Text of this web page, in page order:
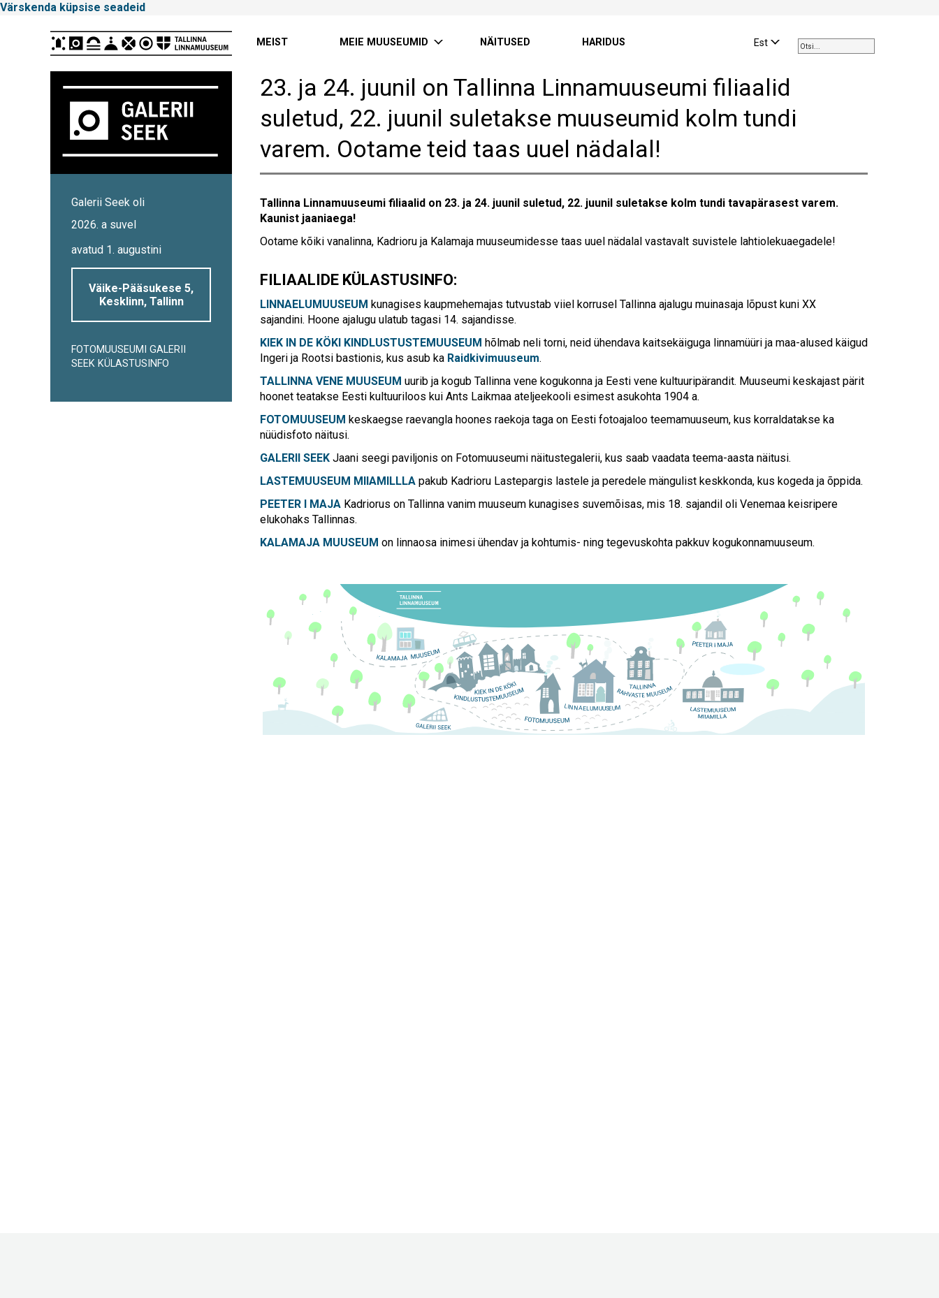
Värskenda küpsise seadeid
Linnamuuseum
the
up
Press
users
use
Est
MEIST MEIE MUUSEUMID NÄITUSED HARIDUS
Galerii Seek oli
2026. a suvel
avatud 1. augustini
Väike-Pääsukese 5,
Kesklinn, Tallinn
FOTOMUUSEUMI GALERII
SEEK KÜLASTUSINFO
23. ja 24. juunil on Tallinna Linnamuuseumi filiaalid
suletud, 22. juunil suletakse muuseumid kolm tundi
varem. Ootame teid taas uuel nädalal!
Tallinna Linnamuuseumi filiaalid on 23. ja 24. juunil suletud, 22. juunil suletakse kolm tundi tavapärasest varem.
Kaunist jaaniaega!
Ootame kõiki vanalinna, Kadrioru ja Kalamaja muuseumidesse taas uuel nädalal vastavalt suvistele lahtiolekuaegadele!
FILIAALIDE KÜLASTUSINFO:
LINNAELUMUUSEUM kunagises kaupmehemajas tutvustab viiel korrusel Tallinna ajalugu muinasaja lõpust kuni XX
sajandini. Hoone ajalugu ulatub tagasi 14. sajandisse.
KIEK IN DE KÖKI KINDLUSTUSTEMUUSEUM hõlmab neli torni, neid ühendava kaitsekäiguga linnamüüri ja maa-alused käigud
Ingeri ja Rootsi bastionis, kus asub ka Raidkivimuuseum.
TALLINNA VENE MUUSEUM uurib ja kogub Tallinna vene kogukonna ja Eesti vene kultuuripärandit. Muuseumi keskajast pärit
hoonet teatakse Eesti kultuuriloos kui Ants Laikmaa ateljeekooli esimest asukohta 1904 a.
FOTOMUUSEUM keskaegse raevangla hoones raekoja taga on Eesti fotoajaloo teemamuuseum, kus korraldatakse ka
nüüdisfoto näitusi.
GALERII SEEK Jaani seegi paviljonis on Fotomuuseumi näitustegalerii, kus saab vaadata teema-aasta näitusi.
LASTEMUUSEUM MIIAMILLLA pakub Kadrioru Lastepargis lastele ja peredele mängulist keskkonda, kus kogeda ja õppida.
PEETER I MAJA Kadriorus on Tallinna vanim muuseum kunagises suvemõisas, mis 18. sajandil oli Venemaa keisripere
elukohaks Tallinnas.
KALAMAJA MUUSEUM on linnaosa inimesi ühendav ja kohtumis- ning tegevuskohta pakkuv kogukonnamuuseum.